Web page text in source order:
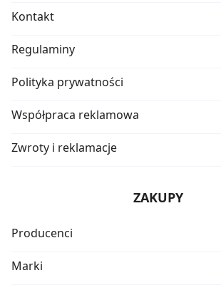
Kontakt
Regulaminy
Polityka prywatności
Współpraca reklamowa
Zwroty i reklamacje
ZAKUPY
Producenci
Marki